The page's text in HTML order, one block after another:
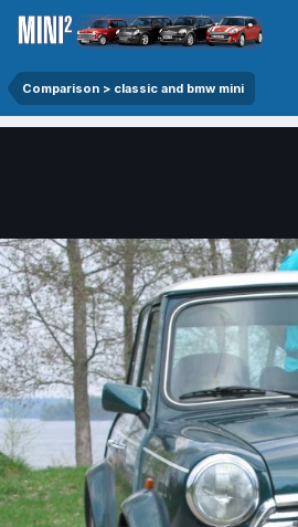
Comparison > classic and bmw mini